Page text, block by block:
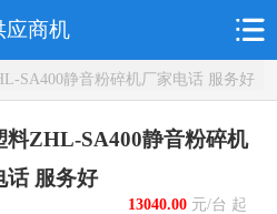
应商机
SA400静音粉碎机厂家电话 服务好
料ZHL-SA400静音粉碎机
话 服务好
13040.00元/台 起